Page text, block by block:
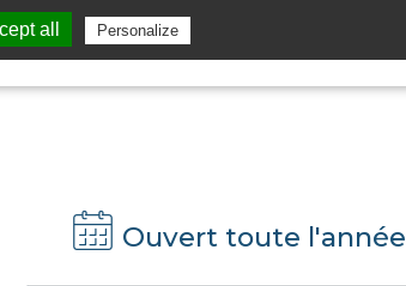
Ouvert toute l'année
all Personalize